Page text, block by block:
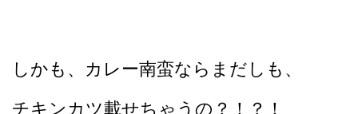
しかも、カレー南蛮ならまだしも、
チキンカツ載せちゃうの？！？！